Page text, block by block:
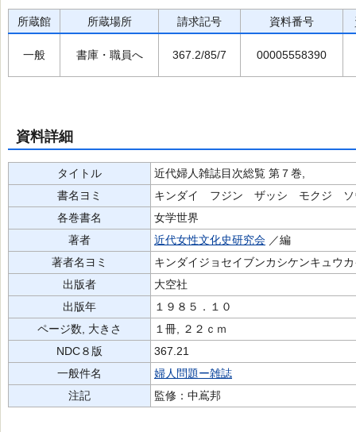
所蔵館 所蔵場所 請求記号 資料番号
一般 書庫・職員へ 367.2/85/7 00005558390
資料詳細
タイトル
近代婦人雑誌目次総覧 第７巻,
書名ヨミ
キンダイ フジン ザッシ モクジ ソ
各巻書名
女学世界
著者
近代女性文化史研究会 ／編
著者名ヨミ
キンダイジョセイブンカシケンキュウ
出版者
大空社
出版年
１９８５．１０
ページ数, 大きさ
１冊, ２２ｃｍ
NDC８版
367.21
一般件名
婦人問題ー雑誌
注記
監修：中嶌邦